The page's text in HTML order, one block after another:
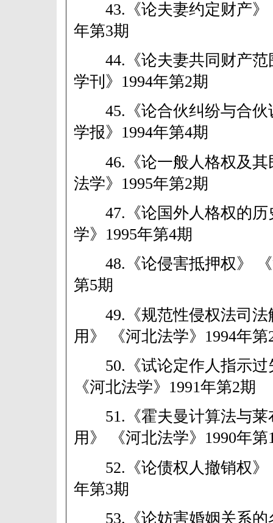
43.《论夫妻约定财产》
年第3期
44.《论夫妻共同财产范
学刊》1994年第2期
45.《论合伙纠纷与合伙
学报》1994年第4期
46.《论一般人格权及其
法学》1995年第2期
47.《论国外人格权的历
学》1995年第4期
48.《论侵害抵押权》 《
第5期
49.《规范性侵权法司法
用》 《河北法学》1994年第
50.《试论定作人指示过
《河北法学》1991年第2期
51.《霍夫曼计算法与莱
用》 《河北法学》1990年第
52.《论债权人撤销权》
年第3期
53.《论妨害婚姻关系的